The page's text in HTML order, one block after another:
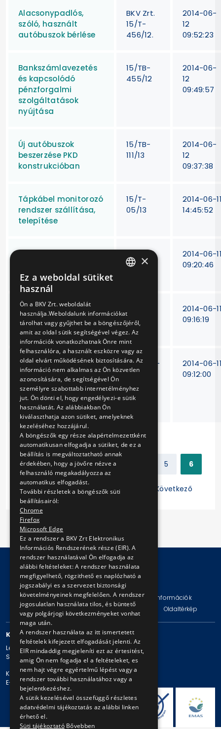
Alacsonypadlós,
szóló, használt
autóbuszok bérlése
BKV Zrt.
15/T-
456/12.
2014-06-
12
09:52:23
Bankszámlavezetés
és kapcsolódó
pénzforgalmi
szolgáltatások
nyújtása
15/TB-
455/12
2014-06-
12
09:49:57
Új autóbuszok
beszerzése PKD
konstrukcióban
15/TB-
111/13
2014-06-
12
09:37:38
Tápkábel monitorozó
rendszer szállítása,
telepítése
15/T-
05/13
2014-06-
14:45:52
M3 metróvonal
kiépítése
BKV Zrt.
15/TB-
2014-06-
09:20:46
Combino villamosok
részegységeinek
javítása
432/12
2014-06-
09:16:19
Metró
motorkocsikhoz
hajtásház
függesztőcsavar
beszerzése
15-T-89-
13
2014-06-
09:12:00
Előző 1 2 3 5 6
7 8 9 10 Következő
© Copyright 2026 BKV Zrt.
Impresszum Jogi nyilatkozat
Technikai információk
Adatvédelmi politika és tájékoztatások
Oldaltérkép
KAPCSOLAT
Levelezési cím: 1980 Budapest, Pf. 11.
Székhely: 1980 Budapest, Akácfa u. 15.
Központi telefonszám: + 36 1 461-65-00
E-mail cím: bkv@bkv.hu
×
Ez a weboldal sütiket
használ
Ön a BKV Zrt. weboldalát
használja.Weboldalunk információkat
tárolhat vagy gyűjthet be a böngészőjéről,
amit az oldal sütik segítségével végez. Az
információk vonatkozhatnak Önre mint
felhasználóra, a használt eszközre vagy az
oldal elvárt működésének biztosítására. Az
információ nem alkalmas az Ön közvetlen
azonosítására, de segítségével Ön
személyre szabottabb internetélményhez
jut. Ön dönti el, hogy engedélyezi-e sütik
használatát. Az alábbiakban Ön
kiválaszthatja azon sütiket, amelyeknek
kezeléséhez hozzájárul.
A böngészők egy része alapértelmezettként
automatikusan elfogadja a sütiket, de ez a
beállítás is megváltoztatható annak
érdekében, hogy a jövőre nézve a
felhasználó megakadályozza az
automatikus elfogadást.
További részletek a böngészők süti
beállításairól:
Chrome
Firefox
Microsoft Edge
Ez a rendszer a BKV Zrt Elektronikus
Információs Rendszerének része (EIR). A
rendszer használatával Ön elfogadja az
alábbi feltételeket: A rendszer használata
megfigyelhető, rögzithető es naplózható a
jogszabályi es a szervezet biztonsági
követelményeinek megfelelően. A rendszer
jogosulatlan használata tilos, és büntető
vagy polgárjogi következményeket vonhat
maga után.
A rendszer használata az itt ismertetett
feltételek kifejezett elfogadását jelenti. Az
EIR mindaddig megjeleníti ezt az értesitést,
amig Ön nem fogadja el a feltételeket, es
nem hajt végre egyértelmű lépést vagy a
rendszer további használatához vagy a
bejelentkezéshez.
A sütik kezelésével összefüggő részletes
adatvédelmi tájékoztatás az alábbi linken
érhető el.
Süti tájékoztató Bővebben